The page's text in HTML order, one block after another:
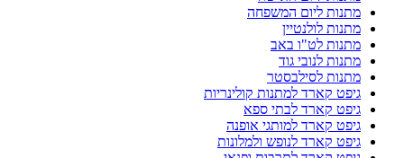
מתנות ליום המשפחה
מתנות לולנטיין
מתנות לט"ו באב
מתנות לנובי גוד
מתנות לסילבסטר
גיפט קארד למתנות קולינריות
גיפט קארד לבתי ספא
גיפט קארד למותגי אופנה
גיפט קארד לנופש ולמלונות